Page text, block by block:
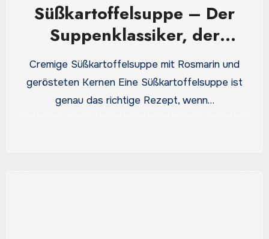
Süßkartoffelsuppe – Der
Suppenklassiker, der
cremiger wird, als man
erwartet
Cremige Süßkartoffelsuppe mit Rosmarin und
gerösteten Kernen Eine Süßkartoffelsuppe ist
genau das richtige Rezept, wenn…